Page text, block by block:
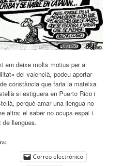
em deixe molts motius per a
del valencià, podeu aportar
constància que faria la mateixa
si estiguera en Puerto Rico i
perquè amar una llengua no
altra: el saber no ocupa espai i
de llengües.
Correo electrónico